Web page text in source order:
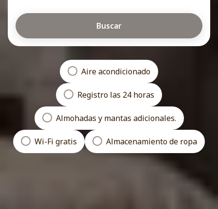
Buscar
Aire acondicionado
Registro las 24 horas
Almohadas y mantas adicionales.
Wi-Fi gratis Almacenamiento de ropa